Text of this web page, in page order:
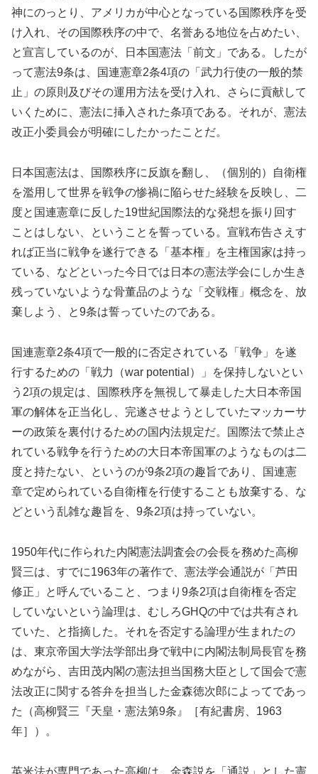
神にのっとり、アメリカが中心となっている国際秩序を受
け入れ、その国際秩序の中で、名誉ある地位を占めたい、
と宣言しているのが、日本国憲法「前文」である。したが
って憲法9条は、国連憲章2条4項の「武力行使の一般的禁
止」の原則及びその運用方法を受け入れ、さらに貢献して
いくために、憲法に挿入された条項である。それが、憲法
改正小委員会が明確にしたかったことだ。
日本国憲法は、国際秩序に反旗を翻し、（個別的）自衛権
を濫用して世界を戦争の惨禍に陥らせた経験を反映し、二
度と国連憲章に反した19世紀国際法的な発想を振り回す
ことはしない、ということを誓っている。宣戦布告さえす
れば正当に戦争を遂行できる「基本権」を主権国家は持っ
ている、などといった今日では日本の憲法学会にしか生き
残っていないような骨董品のような「交戦権」概念を、放
棄しよう、と9条は誓っていたのである。
国連憲章2条4項で一般的に否定されている「戦争」を遂
行するための「戦力（war potential）」を保持しないとい
う2項の規定は、国際秩序を無視して暴走した大日本帝国
軍の解体を正当化し、完遂させようとしていたマッカーサ
ーの政策を裏付けるための国内法規定だ。国際法で禁止さ
れている戦争を行うための大日本帝国軍のようなものは二
度と持たない、というのが9条2項の趣旨であり、国連憲
章で定められている自衛権を行使することも放棄する、な
どという乱雑な趣旨を、9条2項は持っていない。
1950年代に作られた内閣憲法調査会の会長を務めた高柳
賢三は、すでに1963年の著作で、憲法学会通説が「芦田
修正」と呼んでいること、つまり9条2項は自衛権を否定
していないという論理は、むしろGHQの中では共有され
ていた、と指摘した。それを否定する論理が生まれたの
は、東京帝国大学法学部出身で戦中に内閣法制局長官を務
めながら、吉田茂内閣の憲法担当国務大臣として国会で憲
法改正に関する答弁を担当した金森徳次郎によってであっ
た（高柳賢三『天皇・憲法第9条』［有紀書房、1963
年］）。
英米法が専門であった高柳は、金森説を「通説」とした憲